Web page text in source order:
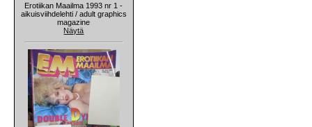
Erotiikan Maailma 1993 nr 1 -
aikuisviihdelehti / adult graphics
magazine
Näytä